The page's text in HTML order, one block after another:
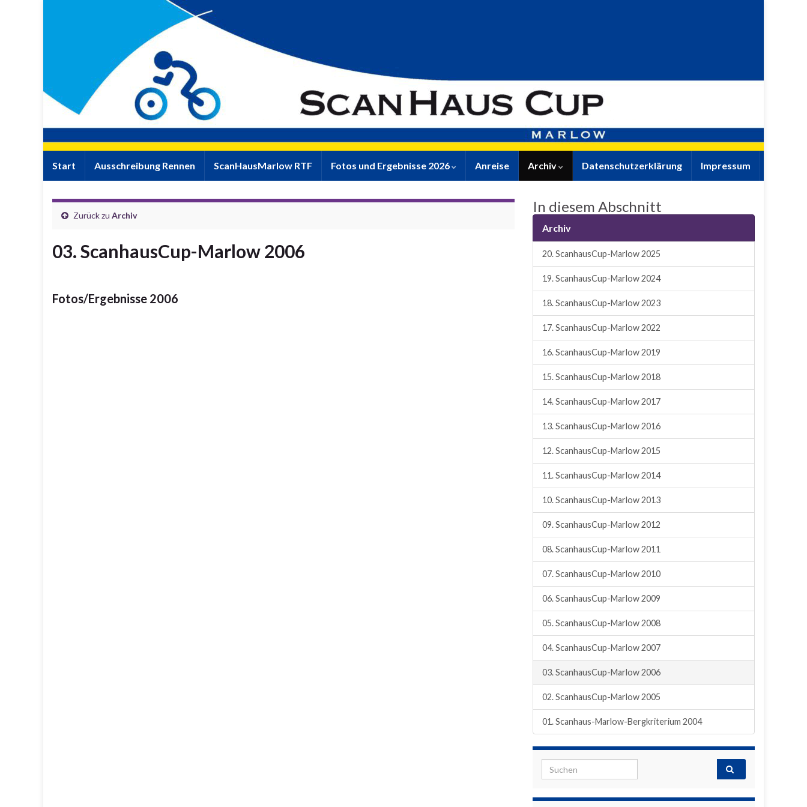
Start Ausschreibung Rennen ScanHausMarlow RTF Fotos und Ergebnisse 2026 Anreise Archiv Datenschutzerklärung Impressum
Zurück zu Archiv
03. ScanhausCup-Marlow 2006
Fotos/Ergebnisse 2006
In diesem Abschnitt
Archiv
20. ScanhausCup-Marlow 2025
19. ScanhausCup-Marlow 2024
18. ScanhausCup-Marlow 2023
17. ScanhausCup-Marlow 2022
16. ScanhausCup-Marlow 2019
15. ScanhausCup-Marlow 2018
14. ScanhausCup-Marlow 2017
13. ScanhausCup-Marlow 2016
12. ScanhausCup-Marlow 2015
11. ScanhausCup-Marlow 2014
10. ScanhausCup-Marlow 2013
09. ScanhausCup-Marlow 2012
08. ScanhausCup-Marlow 2011
07. ScanhausCup-Marlow 2010
06. ScanhausCup-Marlow 2009
05. ScanhausCup-Marlow 2008
04. ScanhausCup-Marlow 2007
03. ScanhausCup-Marlow 2006
02. ScanhausCup-Marlow 2005
01. Scanhaus-Marlow-Bergkriterium 2004
Search for: